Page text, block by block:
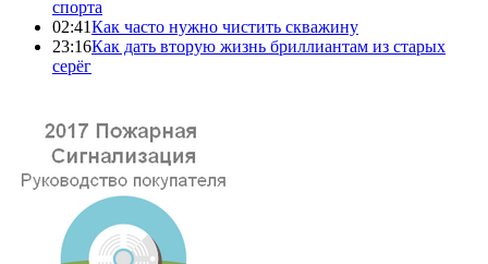
спорта
02:41Как часто нужно чистить скважину
23:16Как дать вторую жизнь бриллиантам из старых
серёг